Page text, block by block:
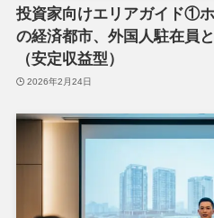
投資家向けエリアガイド①
の経済都市、外国人駐在員
（安定収益型）
2026年2月24日